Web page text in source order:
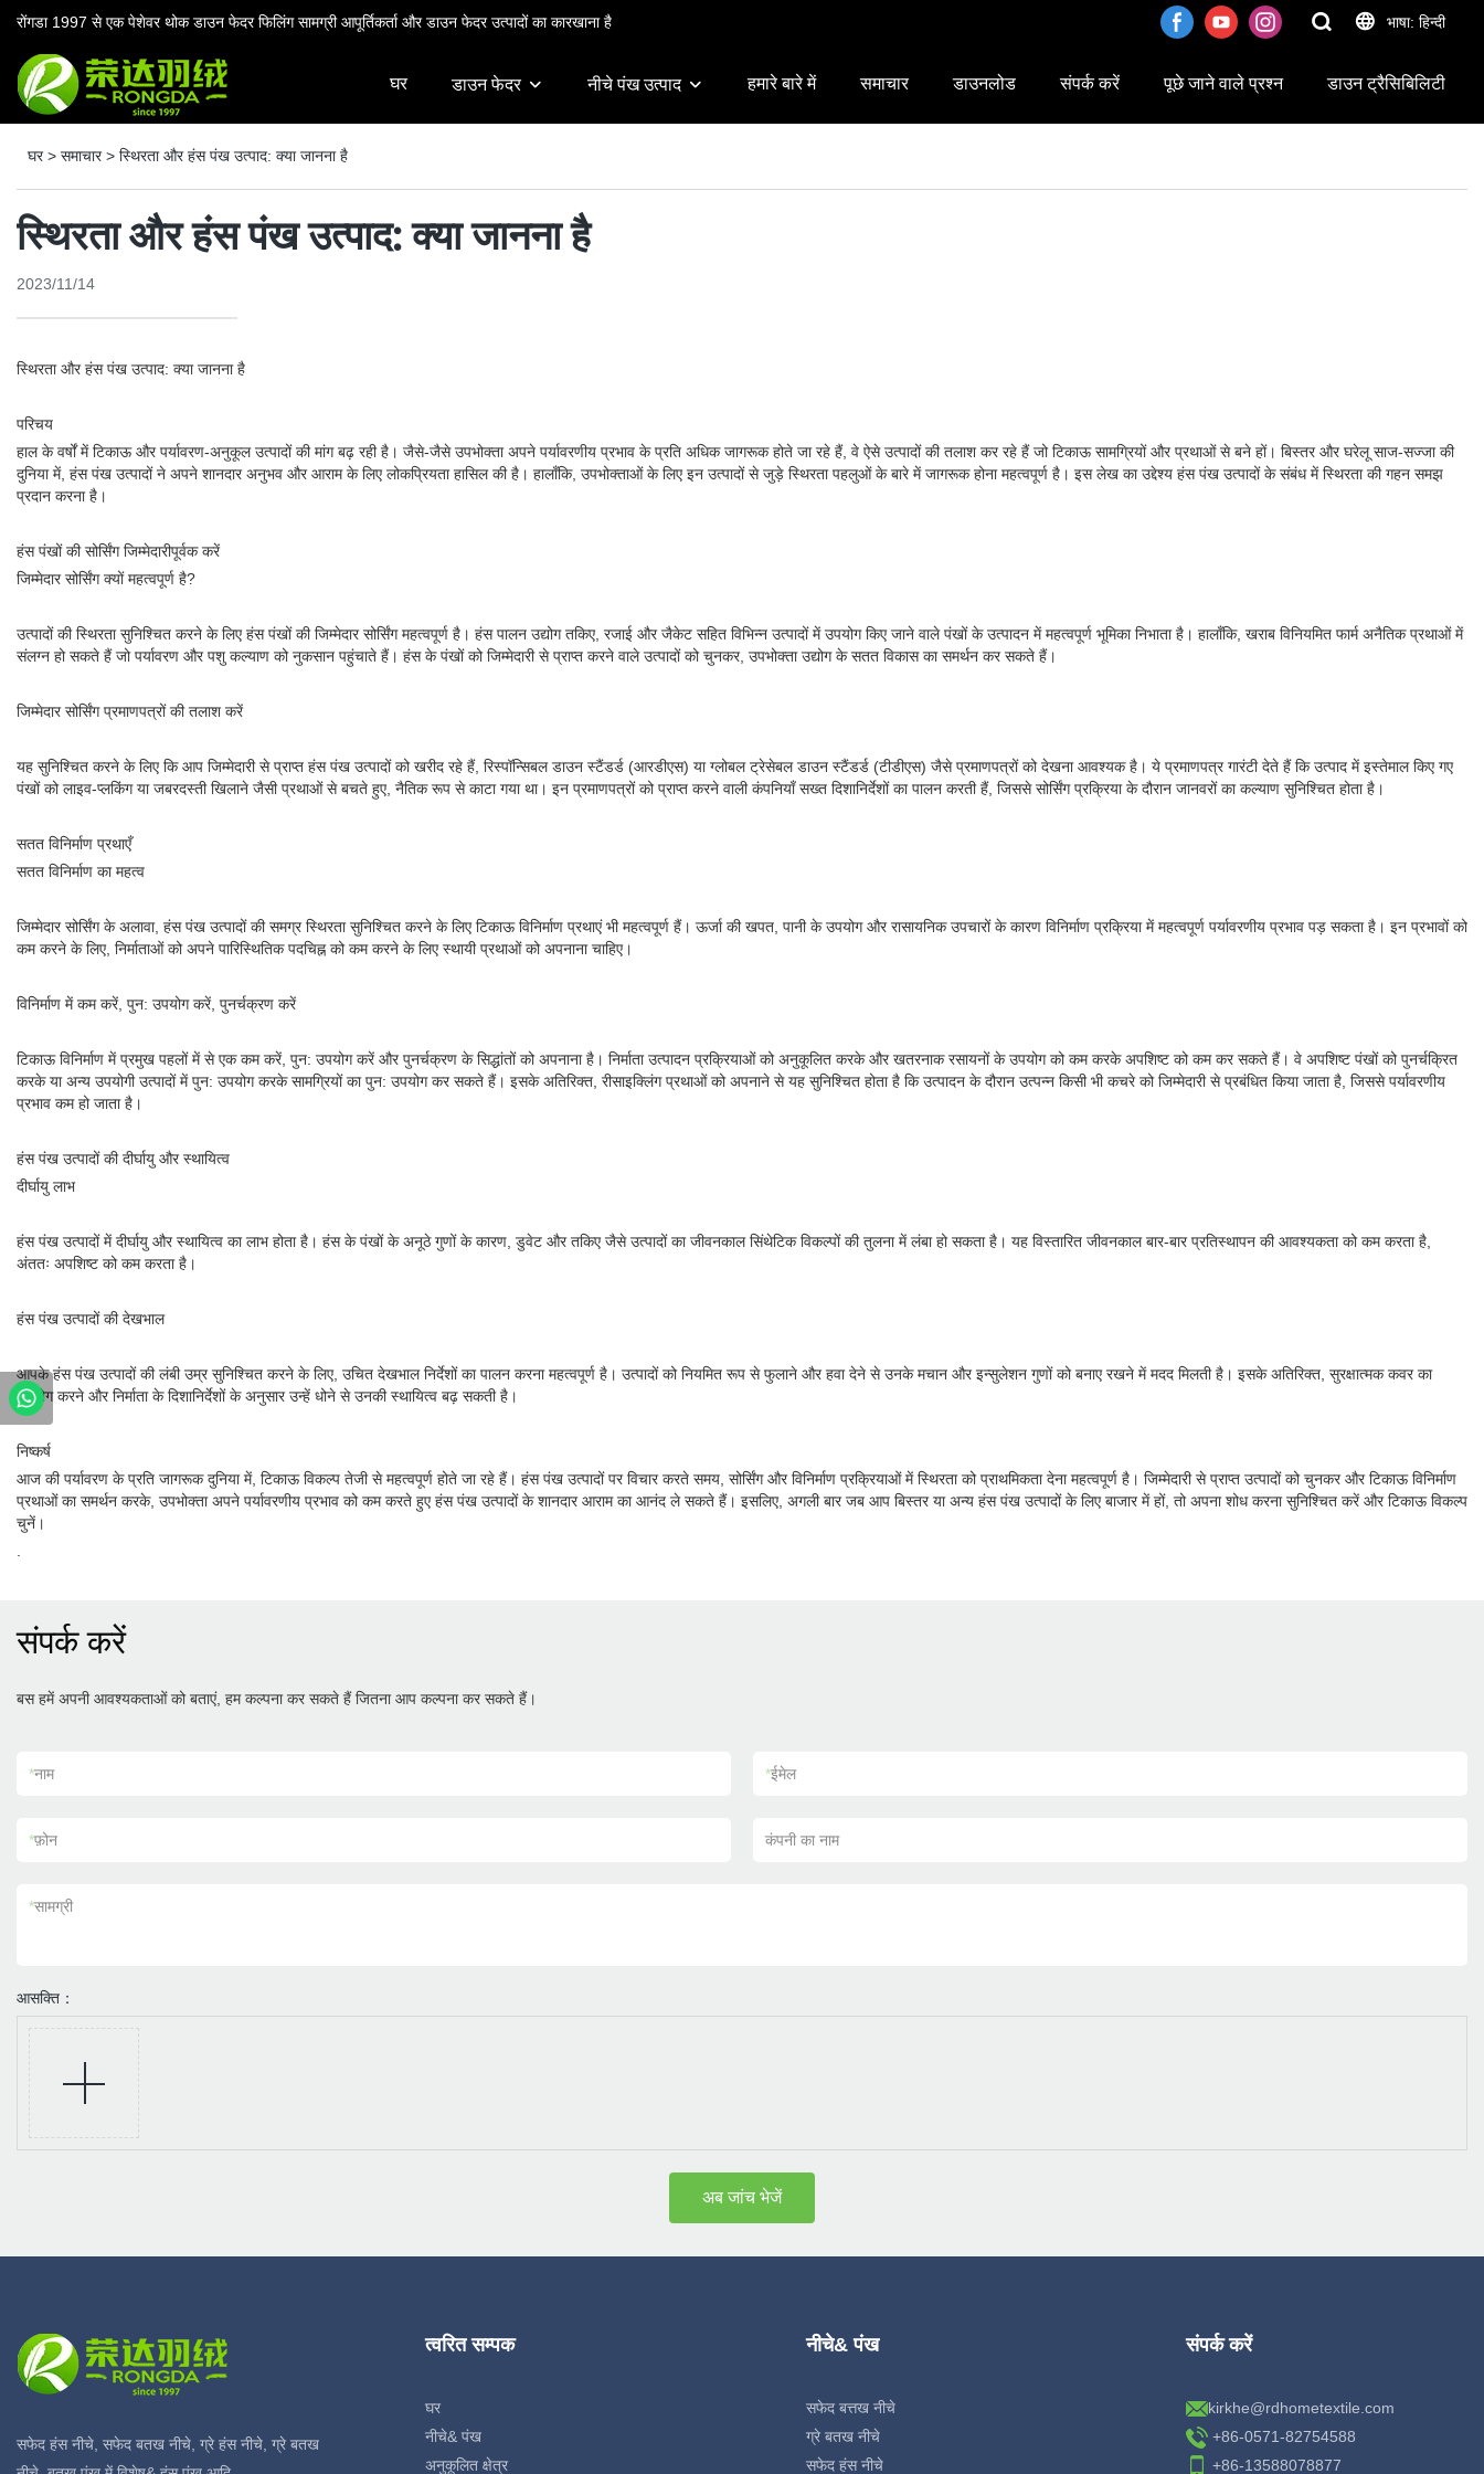
रोंगडा 1997 से एक पेशेवर थोक डाउन फेदर फिलिंग सामग्री आपूर्तिकर्ता और डाउन फेदर उत्पादों का कारखाना है भाषा: हिन्दी
घर डाउन फेदर नीचे पंख उत्पाद हमारे बारे में समाचार डाउनलोड संपर्क करें पूछे जाने वाले प्रश्न डाउन ट्रैसिबिलिटी
घर> समाचार> स्थिरता और हंस पंख उत्पाद: क्या जानना है
स्थिरता और हंस पंख उत्पाद: क्या जानना है
2023/11/14
स्थिरता और हंस पंख उत्पाद: क्या जानना है
परिचय
हाल के वर्षों में टिकाऊ और पर्यावरण-अनुकूल उत्पादों की मांग बढ़ रही है। जैसे-जैसे उपभोक्ता अपने पर्यावरणीय प्रभाव के प्रति अधिक जागरूक होते जा रहे हैं, वे ऐसे उत्पादों की तलाश कर रहे हैं जो टिकाऊ सामग्रियों और प्रथाओं से बने हों। बिस्तर और घरेलू साज-सज्जा की
दुनिया में, हंस पंख उत्पादों ने अपने शानदार अनुभव और आराम के लिए लोकप्रियता हासिल की है। हालाँकि, उपभोक्ताओं के लिए इन उत्पादों से जुड़े स्थिरता पहलुओं के बारे में जागरूक होना महत्वपूर्ण है। इस लेख का उद्देश्य हंस पंख उत्पादों के संबंध में स्थिरता की गहन समझ
प्रदान करना है।
हंस पंखों की सोर्सिंग जिम्मेदारीपूर्वक करें
जिम्मेदार सोर्सिंग क्यों महत्वपूर्ण है?
उत्पादों की स्थिरता सुनिश्चित करने के लिए हंस पंखों की जिम्मेदार सोर्सिंग महत्वपूर्ण है। हंस पालन उद्योग तकिए, रजाई और जैकेट सहित विभिन्न उत्पादों में उपयोग किए जाने वाले पंखों के उत्पादन में महत्वपूर्ण भूमिका निभाता है। हालाँकि, खराब विनियमित फार्म अनैतिक प्रथाओं में
संलग्न हो सकते हैं जो पर्यावरण और पशु कल्याण को नुकसान पहुंचाते हैं। हंस के पंखों को जिम्मेदारी से प्राप्त करने वाले उत्पादों को चुनकर, उपभोक्ता उद्योग के सतत विकास का समर्थन कर सकते हैं।
जिम्मेदार सोर्सिंग प्रमाणपत्रों की तलाश करें
यह सुनिश्चित करने के लिए कि आप जिम्मेदारी से प्राप्त हंस पंख उत्पादों को खरीद रहे हैं, रिस्पॉन्सिबल डाउन स्टैंडर्ड (आरडीएस) या ग्लोबल ट्रेसेबल डाउन स्टैंडर्ड (टीडीएस) जैसे प्रमाणपत्रों को देखना आवश्यक है। ये प्रमाणपत्र गारंटी देते हैं कि उत्पाद में इस्तेमाल किए गए
पंखों को लाइव-प्लकिंग या जबरदस्ती खिलाने जैसी प्रथाओं से बचते हुए, नैतिक रूप से काटा गया था। इन प्रमाणपत्रों को प्राप्त करने वाली कंपनियाँ सख्त दिशानिर्देशों का पालन करती हैं, जिससे सोर्सिंग प्रक्रिया के दौरान जानवरों का कल्याण सुनिश्चित होता है।
सतत विनिर्माण प्रथाएँ
सतत विनिर्माण का महत्व
जिम्मेदार सोर्सिंग के अलावा, हंस पंख उत्पादों की समग्र स्थिरता सुनिश्चित करने के लिए टिकाऊ विनिर्माण प्रथाएं भी महत्वपूर्ण हैं। ऊर्जा की खपत, पानी के उपयोग और रासायनिक उपचारों के कारण विनिर्माण प्रक्रिया में महत्वपूर्ण पर्यावरणीय प्रभाव पड़ सकता है। इन प्रभावों को
कम करने के लिए, निर्माताओं को अपने पारिस्थितिक पदचिह्न को कम करने के लिए स्थायी प्रथाओं को अपनाना चाहिए।
विनिर्माण में कम करें, पुन: उपयोग करें, पुनर्चक्रण करें
टिकाऊ विनिर्माण में प्रमुख पहलों में से एक कम करें, पुन: उपयोग करें और पुनर्चक्रण के सिद्धांतों को अपनाना है। निर्माता उत्पादन प्रक्रियाओं को अनुकूलित करके और खतरनाक रसायनों के उपयोग को कम करके अपशिष्ट को कम कर सकते हैं। वे अपशिष्ट पंखों को पुनर्चक्रित
करके या अन्य उपयोगी उत्पादों में पुन: उपयोग करके सामग्रियों का पुन: उपयोग कर सकते हैं। इसके अतिरिक्त, रीसाइक्लिंग प्रथाओं को अपनाने से यह सुनिश्चित होता है कि उत्पादन के दौरान उत्पन्न किसी भी कचरे को जिम्मेदारी से प्रबंधित किया जाता है, जिससे पर्यावरणीय
प्रभाव कम हो जाता है।
हंस पंख उत्पादों की दीर्घायु और स्थायित्व
दीर्घायु लाभ
हंस पंख उत्पादों में दीर्घायु और स्थायित्व का लाभ होता है। हंस के पंखों के अनूठे गुणों के कारण, डुवेट और तकिए जैसे उत्पादों का जीवनकाल सिंथेटिक विकल्पों की तुलना में लंबा हो सकता है। यह विस्तारित जीवनकाल बार-बार प्रतिस्थापन की आवश्यकता को कम करता है,
अंततः अपशिष्ट को कम करता है।
हंस पंख उत्पादों की देखभाल
आपके हंस पंख उत्पादों की लंबी उम्र सुनिश्चित करने के लिए, उचित देखभाल निर्देशों का पालन करना महत्वपूर्ण है। उत्पादों को नियमित रूप से फुलाने और हवा देने से उनके मचान और इन्सुलेशन गुणों को बनाए रखने में मदद मिलती है। इसके अतिरिक्त, सुरक्षात्मक कवर का
उपयोग करने और निर्माता के दिशानिर्देशों के अनुसार उन्हें धोने से उनकी स्थायित्व बढ़ सकती है।
निष्कर्ष
आज की पर्यावरण के प्रति जागरूक दुनिया में, टिकाऊ विकल्प तेजी से महत्वपूर्ण होते जा रहे हैं। हंस पंख उत्पादों पर विचार करते समय, सोर्सिंग और विनिर्माण प्रक्रियाओं में स्थिरता को प्राथमिकता देना महत्वपूर्ण है। जिम्मेदारी से प्राप्त उत्पादों को चुनकर और टिकाऊ विनिर्माण
प्रथाओं का समर्थन करके, उपभोक्ता अपने पर्यावरणीय प्रभाव को कम करते हुए हंस पंख उत्पादों के शानदार आराम का आनंद ले सकते हैं। इसलिए, अगली बार जब आप बिस्तर या अन्य हंस पंख उत्पादों के लिए बाजार में हों, तो अपना शोध करना सुनिश्चित करें और टिकाऊ विकल्प
चुनें।
संपर्क करें
बस हमें अपनी आवश्यकताओं को बताएं, हम कल्पना कर सकते हैं जितना आप कल्पना कर सकते हैं।
*नाम *ईमेल
*फ़ोन कंपनी का नाम
*सामग्री
आसक्ति：
अब जांच भेजें
सफेद हंस नीचे, सफेद बतख नीचे, ग्रे हंस नीचे, ग्रे बतख
त्वरित सम्पक
घर
नीचे& पंख
अनुकूलित क्षेत्र
नीचे& पंख
सफेद बत्तख नीचे
ग्रे बतख नीचे
सफेद हंस नीचे
संपर्क करें
kirkhe@rdhometextile.com
+86-0571-82754588
+86-13588078877